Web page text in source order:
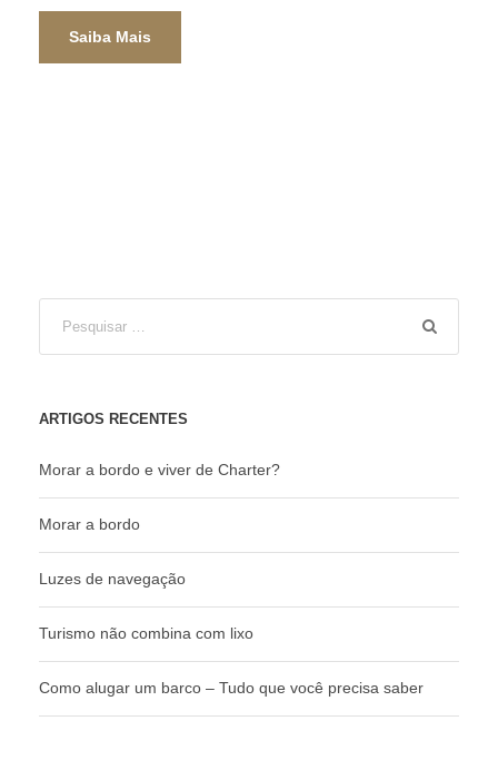
Saiba Mais
ARTIGOS RECENTES
Morar a bordo e viver de Charter?
Morar a bordo
Luzes de navegação
Turismo não combina com lixo
Como alugar um barco – Tudo que você precisa saber